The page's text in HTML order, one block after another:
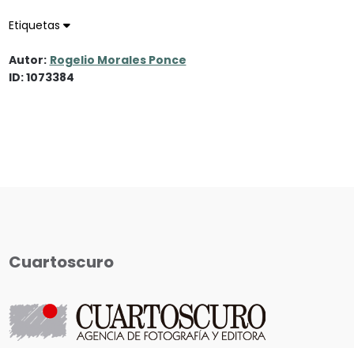
Etiquetas
Autor: Rogelio Morales Ponce
ID: 1073384
Cuartoscuro